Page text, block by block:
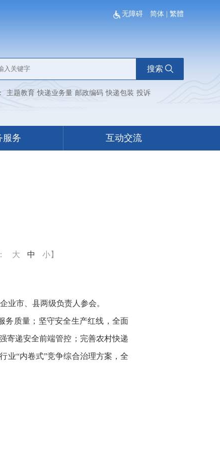
无障碍 简体 繁體
搜索
主题教育 快递业务量 邮政编码 快递包装 投诉
服务 互动交流
大 中 小】
业市、县两级负责人参会。
务质量；坚守安全生产红线，全面
寄递安全前端管控；完善农村快递
业“内卷式”竞争综合治理方案，全